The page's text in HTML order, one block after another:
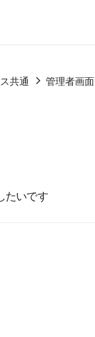
共通 管理者画面
たいです